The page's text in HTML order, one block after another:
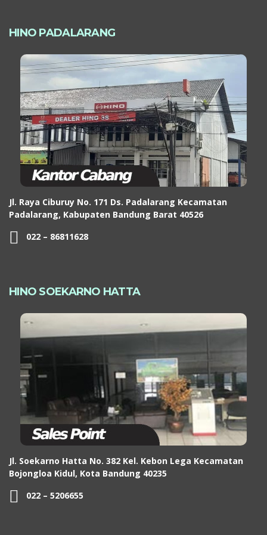
HINO PADALARANG
Jl. Raya Ciburuy No. 171 Ds. Padalarang Kecamatan
Padalarang, Kabupaten Bandung Barat 40526
022 – 86811628
HINO SOEKARNO HATTA
Jl. Soekarno Hatta No. 382 Kel. Kebon Lega Kecamatan
Bojongloa Kidul, Kota Bandung 40235
022 – 5206655